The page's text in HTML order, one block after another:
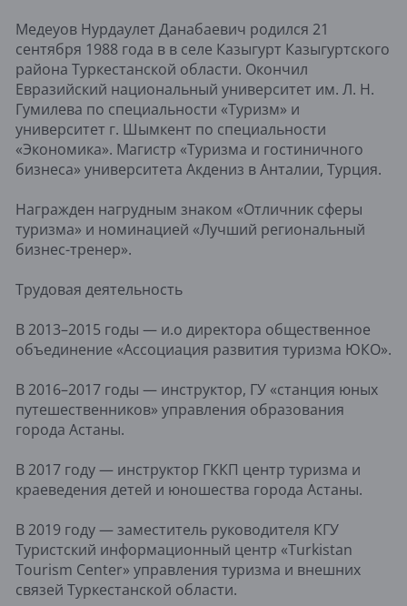
Медеуов Нурдаулет Данабаевич родился 21
сентября 1988 года в в селе Казыгурт Казыгуртского
района Туркестанской области. Окончил
Евразийский национальный университет им. Л. Н.
Гумилева по специальности «Туризм» и
университет г. Шымкент по специальности
«Экономика». Магистр «Туризма и гостиничного
бизнеса» университета Акдениз в Анталии, Турция.
Награжден нагрудным знаком «Отличник сферы
туризма» и номинацией «Лучший региональный
бизнес-тренер».
Трудовая деятельность
В 2013–2015 годы — и.о директора общественное
объединение «Ассоциация развития туризма ЮКО».
В 2016–2017 годы — инструктор, ГУ «станция юных
путешественников» управления образования
города Астаны.
В 2017 году — инструктор ГККП центр туризма и
краеведения детей и юношества города Астаны.
В 2019 году — заместитель руководителя КГУ
Туристский информационный центр «Turkistan
Tourism Center» управления туризма и внешних
связей Туркестанской области.